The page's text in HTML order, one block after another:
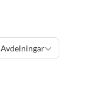
Avdelningar
Avdelningar